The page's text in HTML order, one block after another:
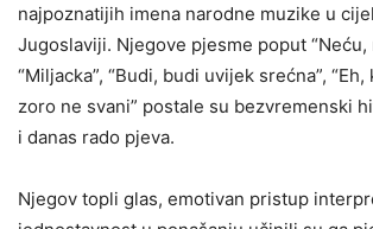
najpoznatijih imena narodne muzike u
Jugoslaviji. Njegove pjesme poput “Neću,
“Miljacka”, “Budi, budi uvijek srećna”, “Eh,
zoro ne svani” postale su bezvremenski
i danas rado pjeva.
Njegov topli glas, emotivan pristup